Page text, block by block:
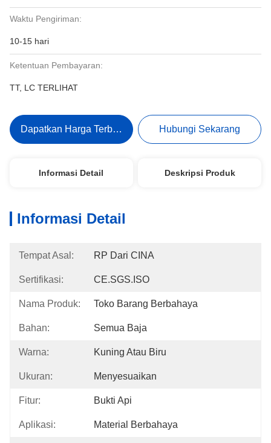
Waktu Pengiriman:
10-15 hari
Ketentuan Pembayaran:
TT, LC TERLIHAT
Dapatkan Harga Terbaik Hubungi Sekarang
Informasi Detail Deskripsi Produk
Informasi Detail
Tempat Asal: RP Dari CINA
Sertifikasi: CE.SGS.ISO
Nama Produk: Toko Barang Berbahaya
Bahan: Semua Baja
Warna: Kuning Atau Biru
Ukuran: Menyesuaikan
Fitur: Bukti Api
Aplikasi: Material Berbahaya